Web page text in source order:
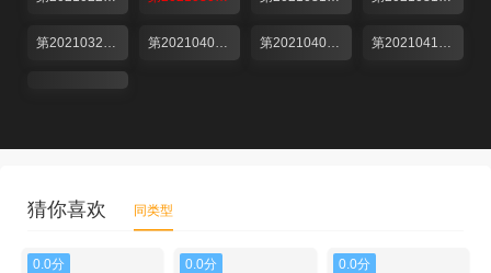
第20210326期 第20210402期 第20210409期 第20210416期
猜你喜欢 同类型
0.0分 0.0分 0.0分